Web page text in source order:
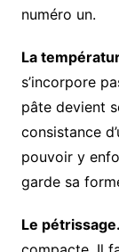
numéro un.
La
s’incorpore
pâte devient
consistance
pouvoir y
garde sa
Le pétrissage.